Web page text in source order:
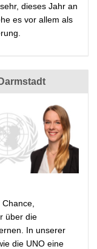
dieses Jahr an
es vor allem als
über die
In unserer
die UNO eine